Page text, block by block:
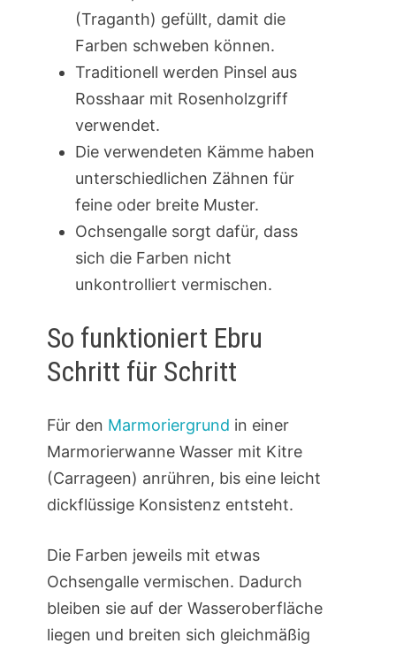
(Traganth) gefüllt, damit die
Farben schweben können.
Traditionell werden Pinsel aus
Rosshaar mit Rosenholzgriff
verwendet.
Die verwendeten Kämme haben
unterschiedlichen Zähnen für
feine oder breite Muster.
Ochsengalle sorgt dafür, dass
sich die Farben nicht
unkontrolliert vermischen.
So funktioniert Ebru
Schritt für Schritt
Für den Marmoriergrund in einer
Marmorierwanne Wasser mit Kitre
(Carrageen) anrühren, bis eine leicht
dickflüssige Konsistenz entsteht.
Die Farben jeweils mit etwas
Ochsengalle vermischen. Dadurch
bleiben sie auf der Wasseroberfläche
liegen und breiten sich gleichmäßig